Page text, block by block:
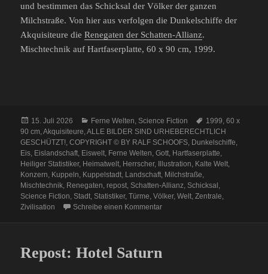
und bestimmen das Schicksal der Völker der ganzen
Milchstraße. Von hier aus verfolgen die Dunkelschiffe der
Akquisiteure dieRenegaten der Schatten-Allianz.
Mischtechnik auf Hartfaserplatte, 60 x 90 cm, 1999.
Veröffentlicht
am
15. Juli 2026 Kategorien
Ferne Welten, Science Fiction Schlagwörter
1999,60 x
90 cm,Akquisiteure,ALLE BILDER SIND URHEBERECHTLICH
GESCHÜTZT!,COPYRIGHT © BY RALF SCHOOFS, Dunkelschiffe,
Eis, Eislandschaft, Eiswelt, Ferne Welten,Gott, Hartfaserplatte,
Heiliger Statistiker, Heimatwelt, Herrscher, Illustration, Kalte Welt,
Konzern, Kuppeln, Kuppelstadt, Landschaft, Milchstraße,
Mischtechnik, Renegaten, repost, Schatten-Allianz, Schicksal ,
Science Fiction, Stadt, Statistiker,Türme,Völker,Welt,Zentrale,
Zivilisation
Schreibe einen Kommentarzu Repost: Die kalte Welt der
Repost: Hotel Saturn